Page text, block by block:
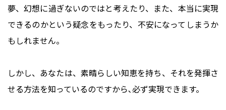
夢、幻想に過ぎないのではと考えたり、また、本当に実現
できるのかという疑念をもったり、不安になってしまうか
もしれません。
しかし、あなたは、素晴らしい知恵を持ち、それを発揮さ
せる方法を知っているのですから､必ず実現できます。